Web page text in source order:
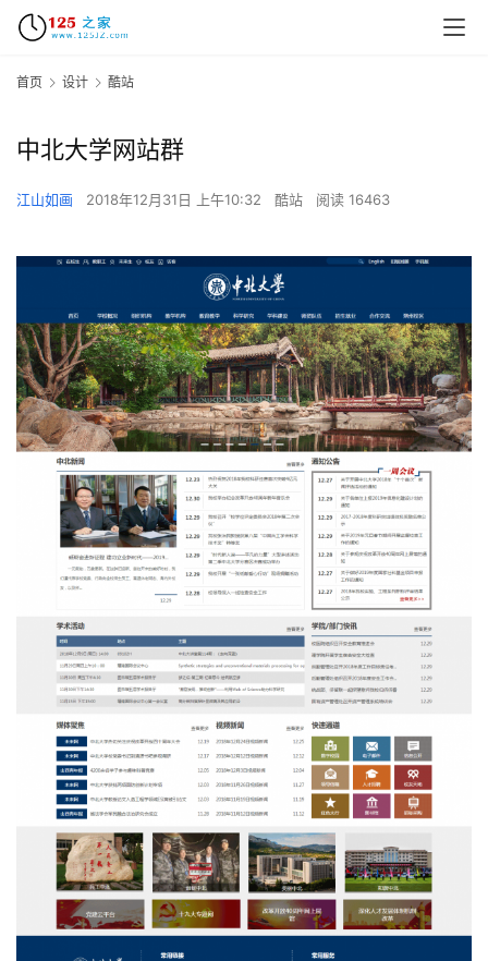
首页 设计 酷站
中北大学网站群
江山如画 2018年12月31日 上午10:32 酷站 阅读 16463